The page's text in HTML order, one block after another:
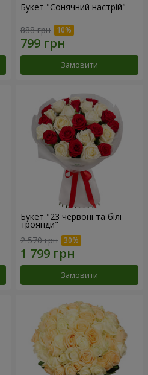
Букет "Сонячний настрій"
888 грн
Замовити
Букет "23 червоні та білі
троянди"
2 570 грн
Замовити